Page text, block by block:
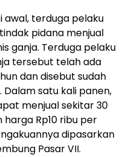
awal, terduga pelaku
pidana menjual
ganja. Terduga pelaku
tersebut telah ada
dan disebut sudah
Dalam satu kali panen,
menjual sekitar 30
Rp10 ribu per
dipasarkan
Pasar VII.